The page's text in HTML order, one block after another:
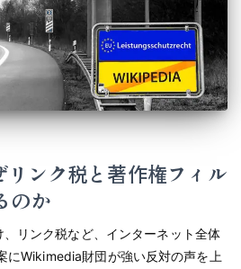
ンク税と著作権フィル
のか
リンク税など、インターネット全体
にWikimedia財団が強い反対の声を上